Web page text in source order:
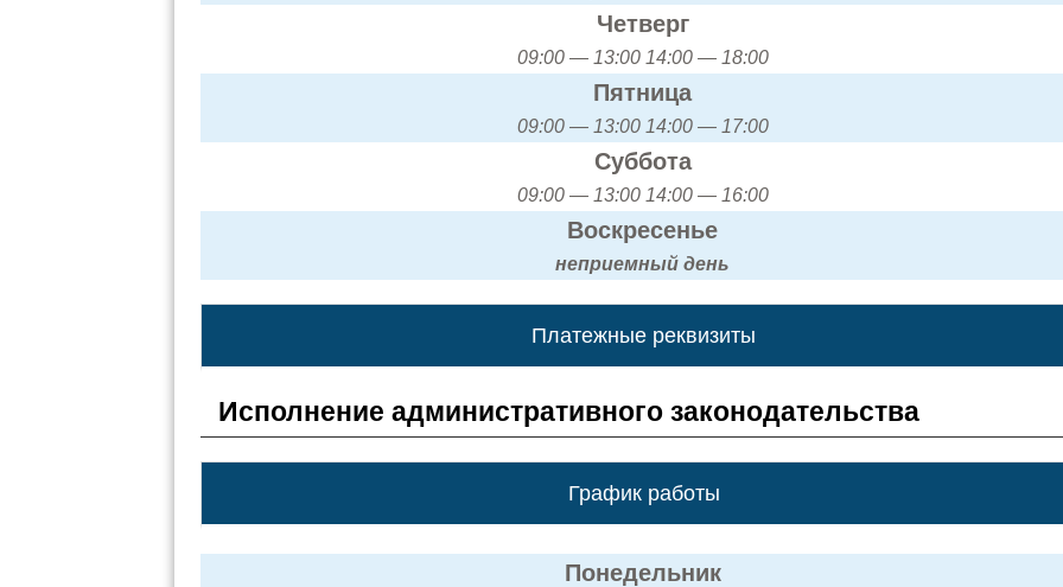
Четверг
09:00 — 13:00 14:00 — 18:00
Пятница
09:00 — 13:00 14:00 — 17:00
Суббота
09:00 — 13:00 14:00 — 16:00
Воскресенье
неприемный день
Платежные реквизиты
Исполнение административного законодательства
График работы
Понедельник